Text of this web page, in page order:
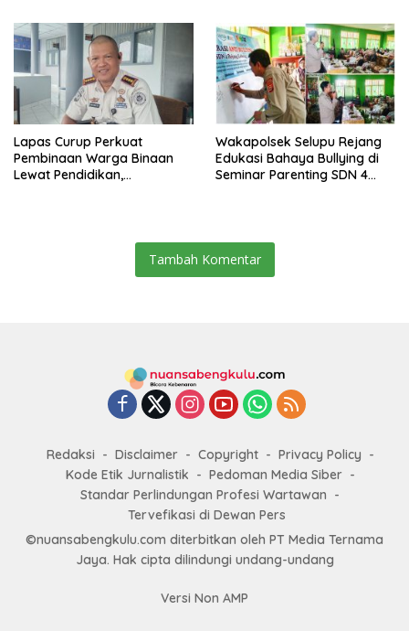
Lapas Curup Perkuat
Pembinaan Warga Binaan
Lewat Pendidikan,
Wakapolsek Selupu Rejang
Edukasi Bahaya Bullying di
Seminar Parenting SDN 4
Tambah Komentar
Redaksi Disclaimer Copyright
Privacy Policy
Kode Etik Jurnalistik
Pedoman Media Siber
Standar Perlindungan Profesi Wartawan
Tervefikasi di Dewan Pers
©nuansabengkulu.com diterbitkan oleh PT Media Ternama
Jaya. Hak cipta dilindungi undang-undang
Versi Non AMP